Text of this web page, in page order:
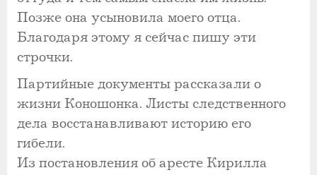
Позже она усыновила моего отца.
Благодаря этому я сейчас пишу эти
строчки.
Партийные документы рассказали о
жизни Коношонка. Листы следственного
дела восстанавливают историю его
гибели.
Из постановления об аресте Кирилла